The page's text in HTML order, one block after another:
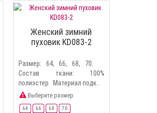
Женский зимний
пуховик KD083-2
Размер: 64, 66, 68, 70.
Состав ткани: 100%
полиэстер. Материал подк..
Выберите размер
64 66 68 70